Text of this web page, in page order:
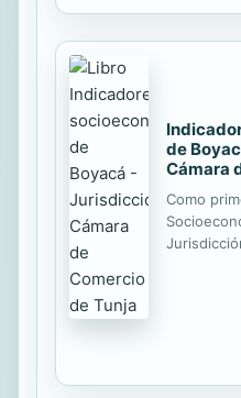
de
Cámara
Como
Tunja, se